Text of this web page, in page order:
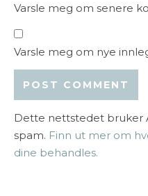
Varsle meg om senere
Varsle meg om nye
Dette nettstedet bruker
spam. Finn ut mer om
dine behandles.